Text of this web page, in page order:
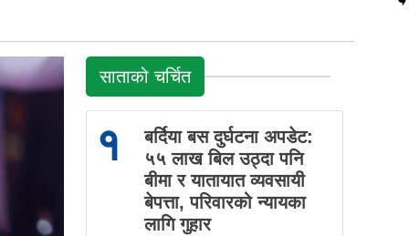
साताको चर्चित
१
बर्दिया बस दुर्घटना अपडेट:
५५ लाख बिल उठ्दा पनि
बीमा र यातायात व्यवसायी
बेपत्ता, परिवारको न्यायका
लागि गुहार